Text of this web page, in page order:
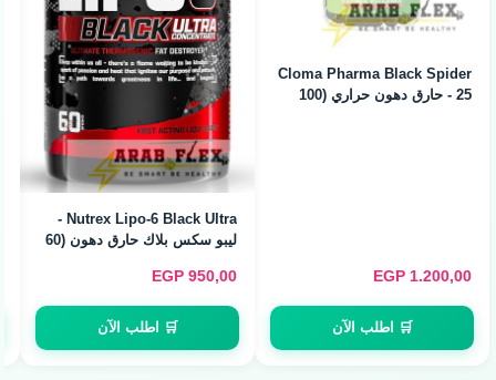
MHP Xpel Diuretic - مدر
1.150,00
EGP
🛒 اطلب الآن
كريم اوف رايس - Cream of
Rice 1.5 KG
350,00
EGP
🛒 اطلب الآن